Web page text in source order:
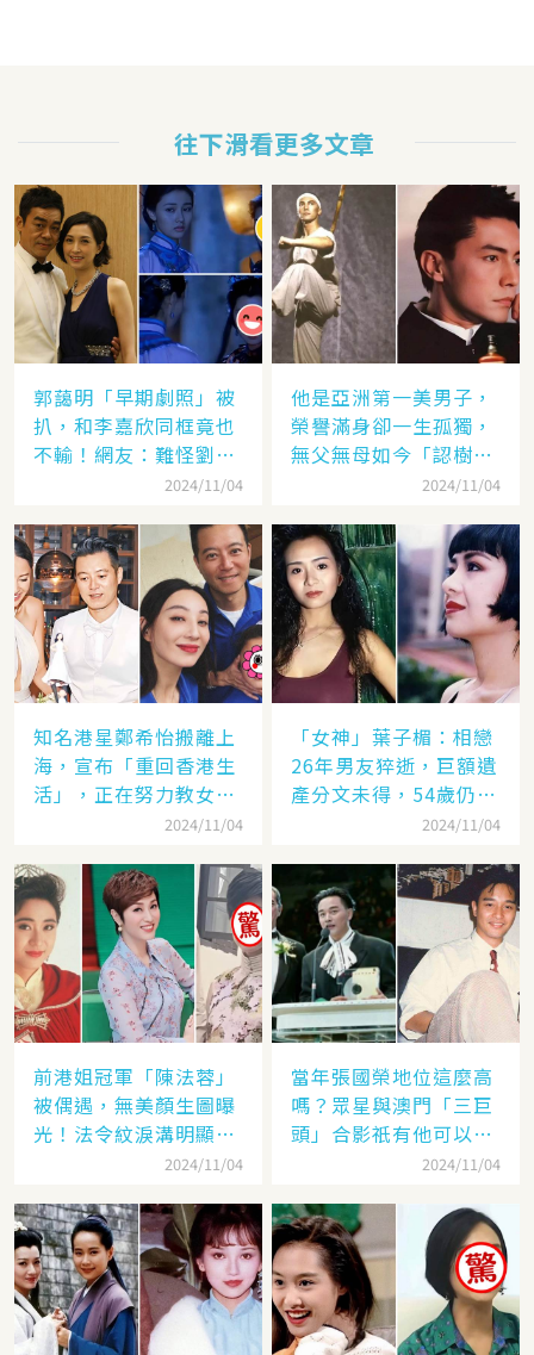
往下滑看更多文章
郭藹明「早期劇照」被
扒，和李嘉欣同框竟也
不輸！網友：難怪劉青
2024/11/04
他是亞洲第一美男子，
榮譽滿身卻一生孤獨，
無父無母如今「認樹為
祖父母」：太凄涼2024/11/04
知名港星鄭希怡搬離上
海，宣布「重回香港生
活」，正在努力教女兒
2024/11/04
「女神」葉子楣：相戀
26年男友猝逝，巨額遺
產分文未得，54歲仍單
2024/11/04
前港姐冠軍「陳法蓉」
被偶遇，無美顏生圖曝
光！法令紋淚溝明顯網
嘆：「絕世美女也會
2024/11/04
當年張國榮地位這麼高
嗎？眾星與澳門「三巨
頭」合影祇有他可以
「坐著」，而且還是C
2024/11/04